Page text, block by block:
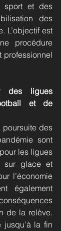
sport et des
des
L’objectif est
procédure
professionnel
des ligues
et de
des
sont
les ligues
sur glace et
l’économie
également
de la relève.
jusqu’à la fin